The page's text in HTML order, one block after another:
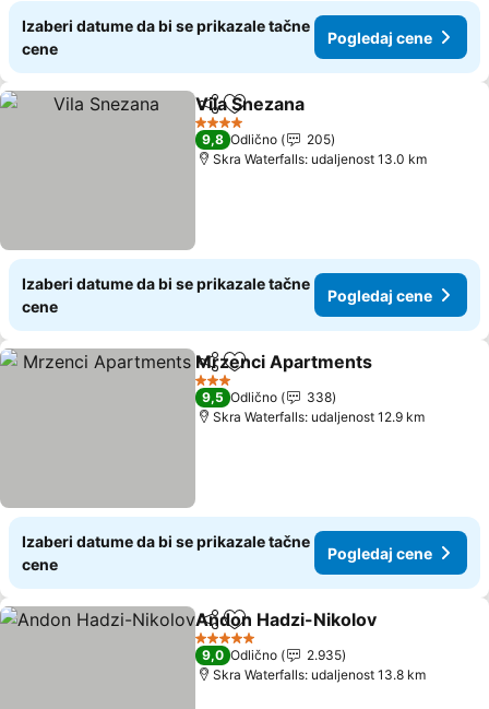
Izaberi datume da bi se prikazale tačne
cene
Pogledaj cene
Deli Dodati u favorite
Vila Snezana
4 Zvezdice
9,8 Odlično
205
Skra Waterfalls: udaljenost 13.0 km
Izaberi datume da bi se prikazale tačne
cene
Pogledaj cene
Deli Dodati u favorite
Mrzenci Apartments
3 Zvezdice
9,5 Odlično
338
Skra Waterfalls: udaljenost 12.9 km
Izaberi datume da bi se prikazale tačne
cene
Pogledaj cene
Deli Dodati u favorite
Andon Hadzi-Nikolov
5 Zvezdice
9,0 Odlično
2.935
Skra Waterfalls: udaljenost 13.8 km